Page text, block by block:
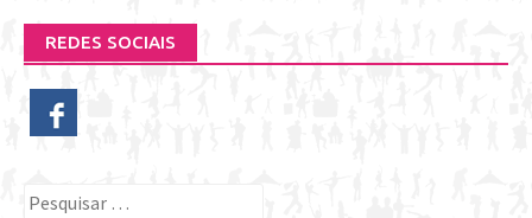
REDES SOCIAIS
Pesquisar